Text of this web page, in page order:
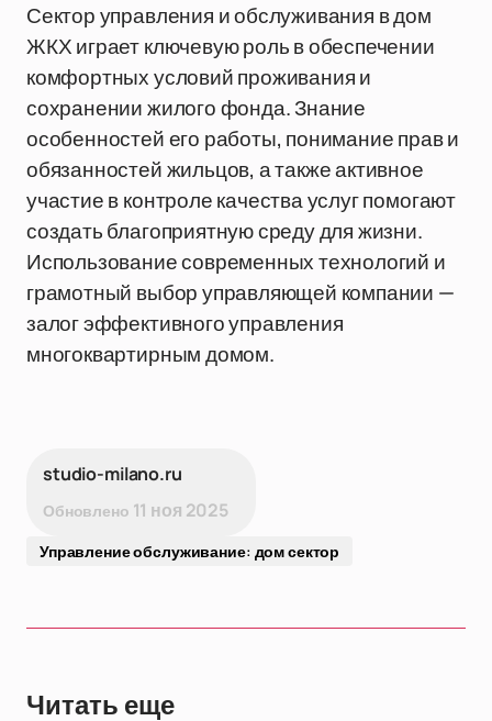
Сектор управления и обслуживания в дом
ЖКХ играет ключевую роль в обеспечении
комфортных условий проживания и
сохранении жилого фонда. Знание
особенностей его работы, понимание прав и
обязанностей жильцов, а также активное
участие в контроле качества услуг помогают
создать благоприятную среду для жизни.
Использование современных технологий и
грамотный выбор управляющей компании —
залог эффективного управления
многоквартирным домом.
studio-milano.ru
Обновлено 11 ноя 2025
Управление обслуживание: дом сектор
Читать еще